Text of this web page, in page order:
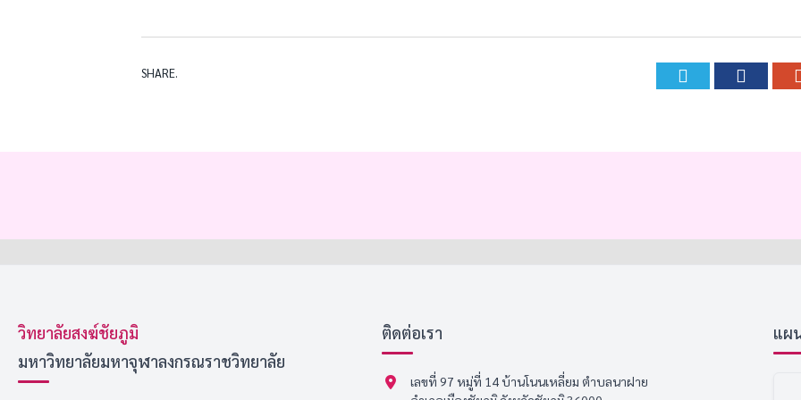
SHARE. Twitter
วิทยาลัยสงฆ์ชัยภูมิ
มหาวิทยาลัยมหาจุฬาลงกรณราชวิทยาลัย
ติดต่อเรา
เลขที่ 97 หมู่ที่ 14 บ้านโนนเหลี่ยม ตำบลนาฝาย
แผ